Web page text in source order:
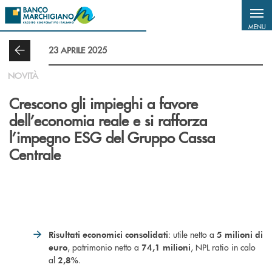
Salta al contenuto principale
MENU
23 APRILE 2025
NOVITÀ
Crescono gli impieghi a favore
dell’economia reale e si rafforza
l’impegno ESG del Gruppo Cassa
Centrale
Risultati economici consolidati: utile netto a 5 milioni di
euro, patrimonio netto a 74,1 milioni, NPL ratio in calo
al 2,8%.